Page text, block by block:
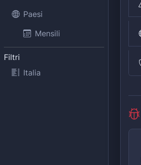
Paesi
Mensili
Filtri
Italia